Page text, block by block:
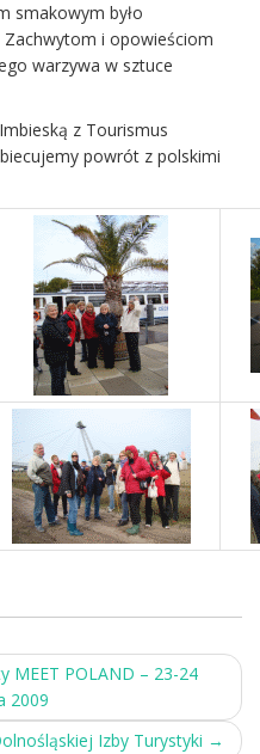
smakowym było
i opowieściom
warzywa w sztuce
z Tourismus
powrót z polskimi
MEET POLAND – 23-24
2009
Izby Turystyki →